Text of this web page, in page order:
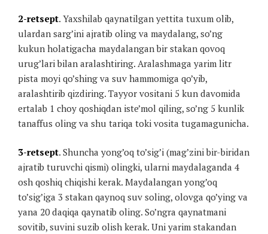
2-retsept. Yaxshilab qaynatilgan yettita tuxum olib,
ulardan sarg’ini ajratib oling va maydalang, so’ng
kukun holatigacha maydalangan bir stakan qovoq
urug’lari bilan aralashtiring. Aralashmaga yarim litr
pista moyi qo’shing va suv hammomiga qo’yib,
aralashtirib qizdiring. Tayyor vositani 5 kun davomida
ertalab 1 choy qoshiqdan iste’mol qiling, so’ng 5 kunlik
tanaffus oling va shu tariqa toki vosita tugamagunicha.
3-retsept. Shuncha yong’oq to’sig’i (mag’zini bir-biridan
ajratib turuvchi qismi) olingki, ularni maydalaganda 4
osh qoshiq chiqishi kerak. Maydalangan yong’oq
to’sig’iga 3 stakan qaynoq suv soling, olovga qo’ying va
yana 20 daqiqa qaynatib oling. So’ngra qaynatmani
sovitib, suvini suzib olish kerak. Uni yarim stakandan